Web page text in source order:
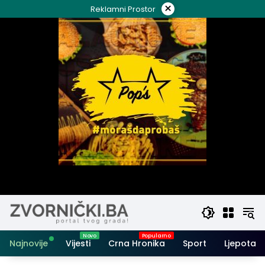
to
Reklamni Prostor ×
Najnovije Vijesti Crna Hronika Sport Ljepota i